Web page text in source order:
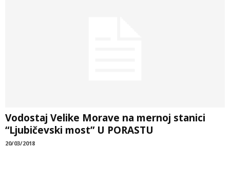
Vodostaj Velike Morave na mernoj stanici
“Ljubičevski most” U PORASTU
20/03/2018